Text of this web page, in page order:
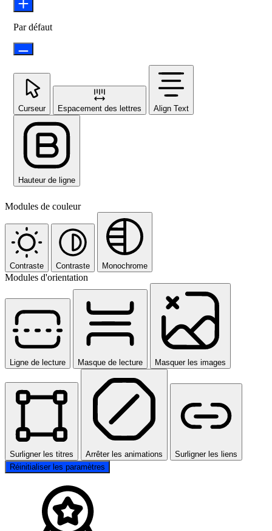
Par défaut
Curseur Espacement des lettres Align Text
Hauteur de ligne
Modules de couleur
Contraste Contraste Monochrome
Modules d'orientation
Ligne de lecture Masque de lecture Masquer les images
Surligner les titres Arrêter les animations
Surligner les liens
Réinitialiser les paramètres